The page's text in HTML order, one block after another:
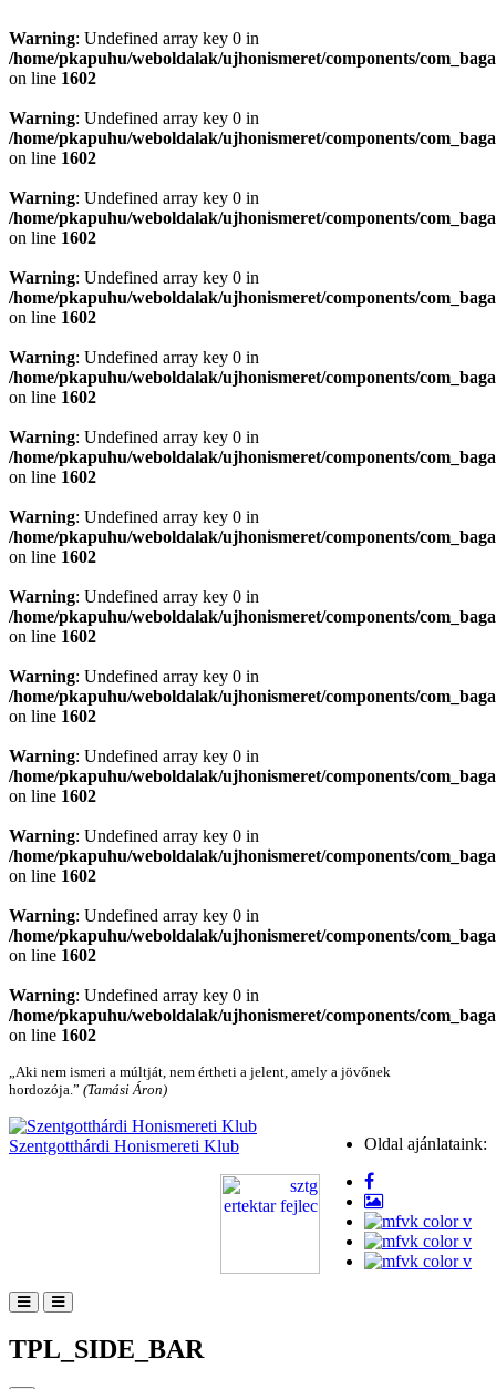
Warning: Undefined array key 0 in
/home/pkapuhu/weboldalak/ujhonismeret/components/
on line 1602
Warning: Undefined array key 0 in
/home/pkapuhu/weboldalak/ujhonismeret/components/
on line 1602
Warning: Undefined array key 0 in
/home/pkapuhu/weboldalak/ujhonismeret/components/
on line 1602
Warning: Undefined array key 0 in
/home/pkapuhu/weboldalak/ujhonismeret/components/
on line 1602
Warning: Undefined array key 0 in
/home/pkapuhu/weboldalak/ujhonismeret/components/
on line 1602
Warning: Undefined array key 0 in
/home/pkapuhu/weboldalak/ujhonismeret/components/
on line 1602
Warning: Undefined array key 0 in
/home/pkapuhu/weboldalak/ujhonismeret/components/
on line 1602
Warning: Undefined array key 0 in
/home/pkapuhu/weboldalak/ujhonismeret/components/
on line 1602
Warning: Undefined array key 0 in
/home/pkapuhu/weboldalak/ujhonismeret/components/
on line 1602
Warning: Undefined array key 0 in
/home/pkapuhu/weboldalak/ujhonismeret/components/
on line 1602
Warning: Undefined array key 0 in
/home/pkapuhu/weboldalak/ujhonismeret/components/
on line 1602
Warning: Undefined array key 0 in
/home/pkapuhu/weboldalak/ujhonismeret/components/
on line 1602
Warning: Undefined array key 0 in
/home/pkapuhu/weboldalak/ujhonismeret/components/
on line 1602
„Aki nem ismeri a múltját, nem értheti a jelent, amely a jövőnek
hordozója.” (Tamási Áron)
Oldal ajánlataink:
Szentgotthárdi Honismereti Klub
TPL_SIDE_BAR